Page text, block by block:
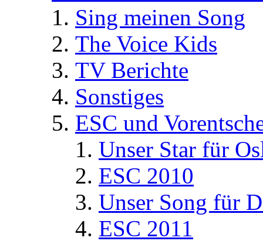
Sing meinen Song
The Voice Kids
TV Berichte
Sonstiges
ESC und
Unser Star für
ESC 2010
Unser Song für
ESC 2011